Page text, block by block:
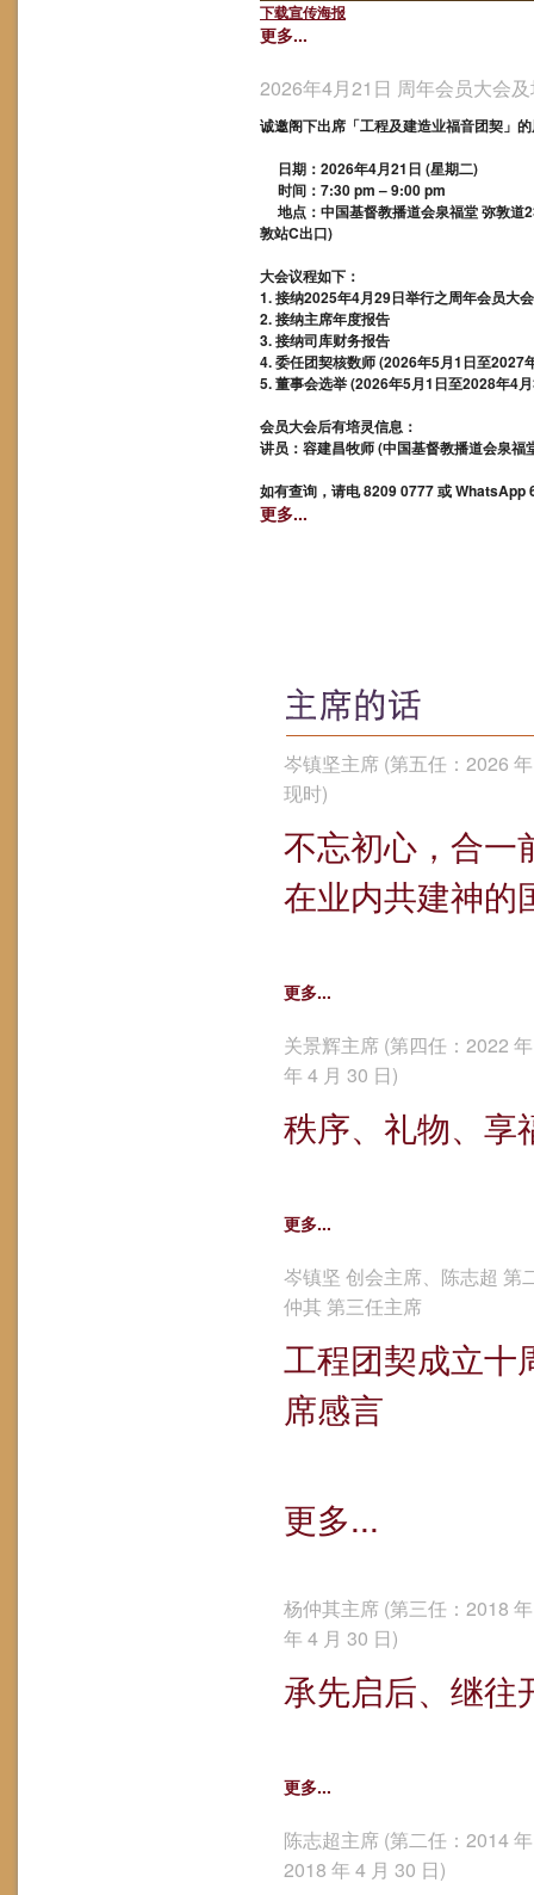
下载宣传海报
更多...
2026年4月21日 周年会员大会
诚邀阁下出席「工程及建造业福音团契」
日期：2026年4月21日 (星期二)
时间：7:30 pm – 9:00 pm
地点：中国基督教播道会泉福堂 弥敦道
敦站C出口)
大会议程如下：
1. 接纳2025年4月29日举行之周年会员大
2. 接纳主席年度报告
3. 接纳司库财务报告
4. 委任团契核数师 (2026年5月1日至2027
5. 董事会选举 (2026年5月1日至2028年4
会员大会后有培灵信息：
讲员：容建昌牧师 (中国基督教播道会泉福
如有查询，请电 8209 0777 或 WhatsApp
更多...
岑镇坚主席 (第五任：2026
现时)
不忘初心，合一
在业内共建神的
更多...
关景辉主席 (第四任：2022
年 4 月 30 日)
秩序、礼物、享
更多...
岑镇坚 创会主席、陈志超 第
仲其 第三任主席
工程团契成立十
席感言
更多...
杨仲其主席 (第三任：2018
年 4 月 30 日)
承先启后、继往
更多...
陈志超主席 (第二任：2014
2018 年 4 月 30 日)